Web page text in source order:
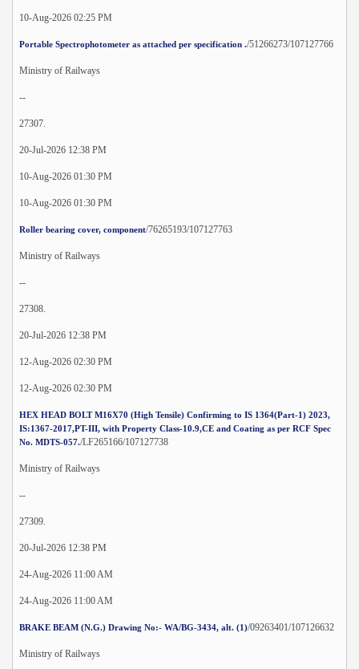
10-Aug-2026 02:25 PM
Portable Spectrophotometer as attached per specification ./51266273/107127766
Ministry of Railways
--
27307.
20-Jul-2026 12:38 PM
10-Aug-2026 01:30 PM
10-Aug-2026 01:30 PM
Roller bearing cover, component/76265193/107127763
Ministry of Railways
--
27308.
20-Jul-2026 12:38 PM
12-Aug-2026 02:30 PM
12-Aug-2026 02:30 PM
HEX HEAD BOLT M16X70 (High Tensile) Confirming to IS 1364(Part-1) 2023,
IS:1367-2017,PT-III, with Property Class-10.9,CE and Coating as per RCF Spec
No. MDTS-057./LF265166/107127738
Ministry of Railways
--
27309.
20-Jul-2026 12:38 PM
24-Aug-2026 11:00 AM
24-Aug-2026 11:00 AM
BRAKE BEAM (N.G.) Drawing No:- WA/BG-3434, alt. (1)/09263401/107126632
Ministry of Railways